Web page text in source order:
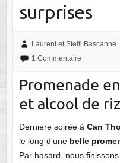
surprises
Laurent et Steffi Bascanne
1 Commentaire
Promenade
et alcool de riz
Dernière soirée à Can Tho
le long d’une belle
Par hasard, nous